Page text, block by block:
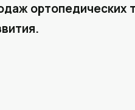
ортопедических